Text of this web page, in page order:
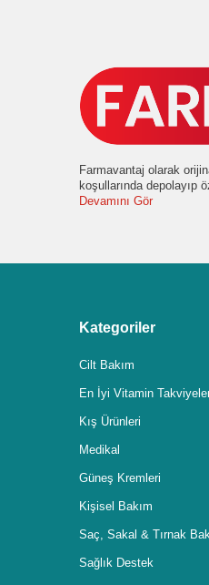
Farmavantaj olarak
koşullarında depolayıp
Devamını Gör
Kategoriler
Cilt Bakım
En İyi Vitamin
Kış Ürünleri
Medikal
Güneş Kremleri
Kişisel Bakım
Saç, Sakal & Tırnak
Sağlık Destek